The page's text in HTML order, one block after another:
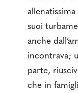
suoi
anche
incontrava;
parte,
che in